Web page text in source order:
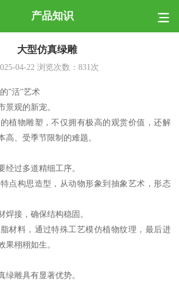
产品知识
大型仿真绿雕
04-22 浏览次数： 831次
"活"艺术
景观的新宠。
植物雕塑，不仅拥有极高的观赏价值，还解
高、受季节限制的难题。
经过多道精细工序。
点构思造型，从动物形象到抽象艺术，形态
焊接，确保结构稳固。
材料，通过特殊工艺模仿植物纹理，最后进
果栩栩如生。
绿雕具有显著优势。